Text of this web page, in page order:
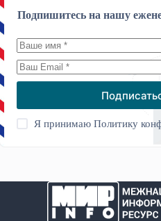
Подпишитесь на нашу
Я принимаюПолитику